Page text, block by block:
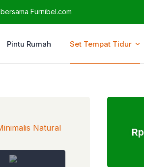
bersama Furnibel.com
Pintu Rumah Set Tempat Tidur
Rp